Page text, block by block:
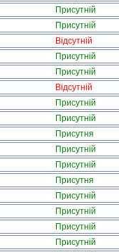
Присутній
Присутній
Відсутній
Присутній
Присутній
Відсутній
Присутній
Присутній
Присутня
Присутній
Присутній
Присутня
Присутній
Присутній
Присутній
Присутній